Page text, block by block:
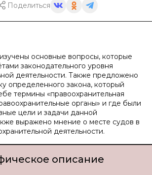
Поделиться
основные вопросы, которые
законодательного уровня
деятельности. Также предложено
определенного закона, который
термины «правоохранительная
органы» и где были
цели и задачи данной
выражено мнение о месте судов в
деятельности.
описание